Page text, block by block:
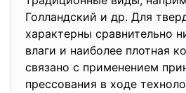
Голландский и др. Для
характерны сравнительно
влаги и наиболее плотная
связано с применением
прессования в ходе